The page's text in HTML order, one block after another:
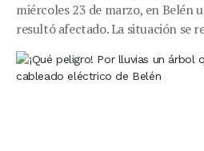
miércoles 23 de marzo, en Belén
resultó afectado. La situación se